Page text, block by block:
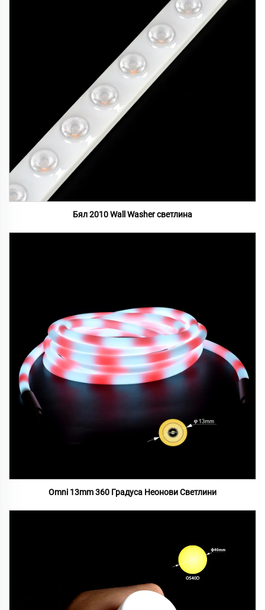
Бял 2010 Wall Washer светлина
Omni 13mm 360 Градуса Неонови Светлини